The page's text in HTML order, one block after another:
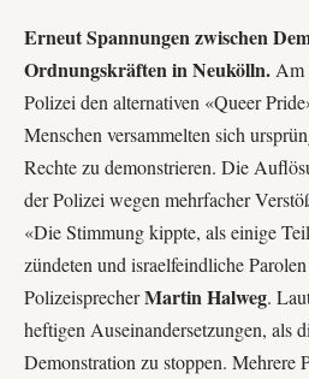
Erneut Spannungen zwischen
Ordnungskräften in Neukölln. Am
Polizei den alternativen «Queer
Menschen versammelten sich
Rechtezu demonstrieren. Die
der Polizei wegen mehrfacher
«Die Stimmung kippte, als einige
zündeten und israelfeindliche
PolizeisprecherMartin Halweg.
heftigen Auseinandersetzungen, als
Demonstration zu stoppen. Mehrere